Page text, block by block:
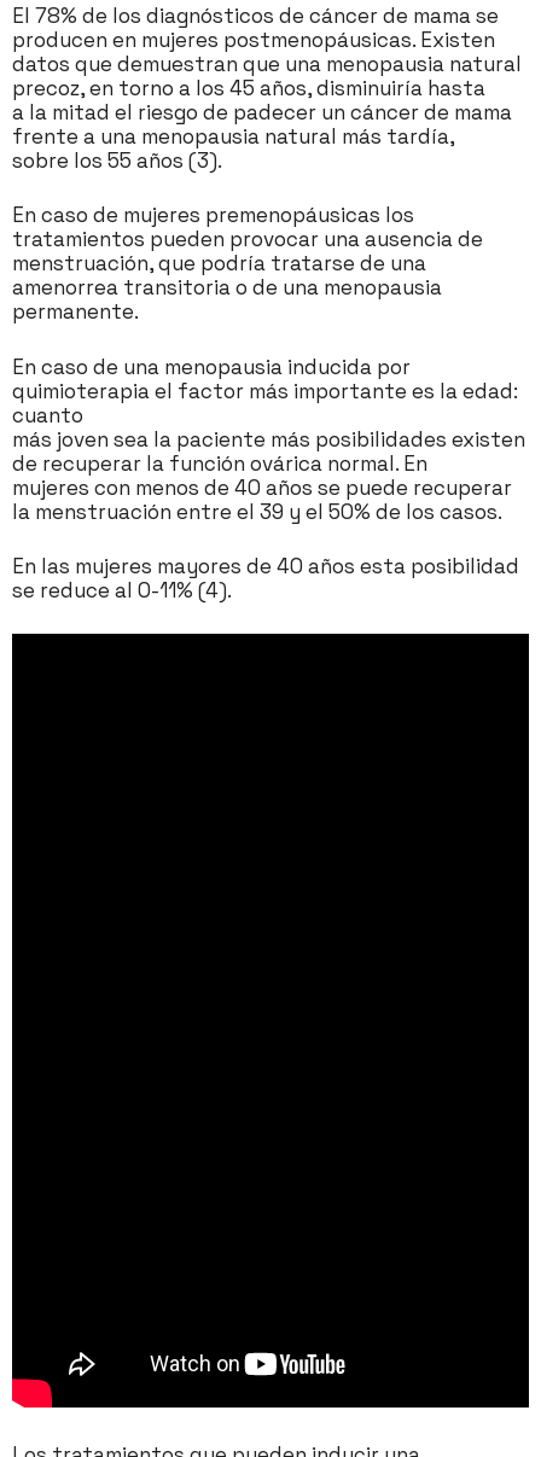
El 78% de los diagnósticos de cáncer de mama se
producen en mujeres postmenopáusicas. Existen
datos que demuestran que una menopausia natural
precoz, en torno a los 45 años, disminuiría hasta
a la mitad el riesgo de padecer un cáncer de mama
frente a una menopausia natural más tardía,
sobre los 55 años (3).
En caso de mujeres premenopáusicas los
tratamientos pueden provocar una ausencia de
menstruación, que podría tratarse de una
amenorrea transitoria o de una menopausia
permanente.
En caso de una menopausia inducida por
quimioterapia el factor más importante es la edad:
cuanto
más joven sea la paciente más posibilidades existen
de recuperar la función ovárica normal. En
mujeres con menos de 40 años se puede recuperar
la menstruación entre el 39 y el 50% de los casos.
En las mujeres mayores de 40 años esta posibilidad
se reduce al 0-11% (4).